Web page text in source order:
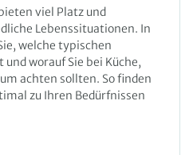
viel Platz und
Lebenssituationen. In
welche typischen
worauf Sie bei Küche,
achten sollten. So finden
zu Ihren Bedürfnissen